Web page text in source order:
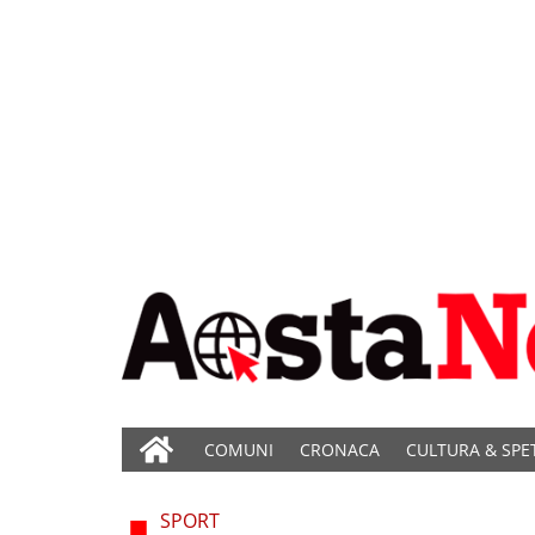
COMUNI CRONACA CULTURA &
SPORT